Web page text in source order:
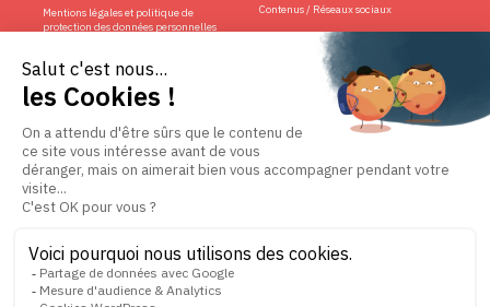
Mentions légales et politique de
protection des données personnelles
Conditions générales de vente
Se désinscrire de la newsletter
Contenus / Réseaux sociaux
NOS MODALITÉS
L’inter chez Swash
L’intra / sur mesure
Le mentorat chez Swash
CERTIFICATION &